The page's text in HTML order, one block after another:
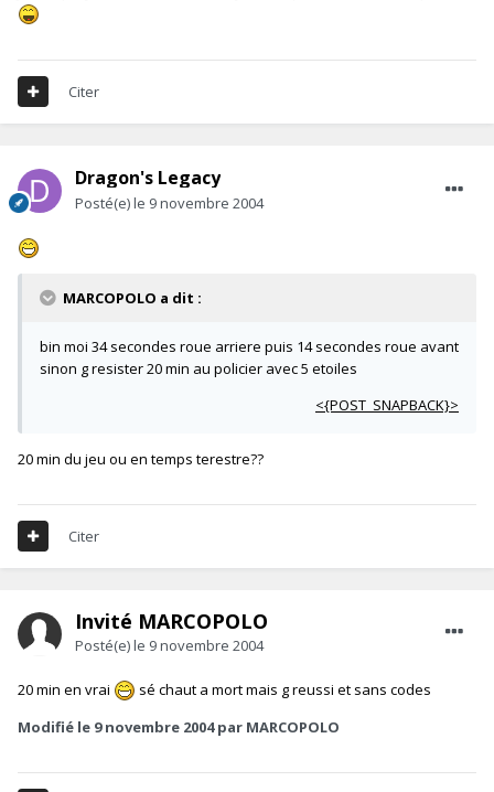
Citer
Dragon's Legacy
Posté(e)le 9 novembre 2004
MARCOPOLO a dit :
bin moi 34 secondes roue arriere puis 14 secondes roue avant
sinon g resister 20 min au policier avec 5 etoiles
<{POST_SNAPBACK}>
20 min du jeu ou en temps terestre??
Citer
Invité MARCOPOLO
Posté(e)le 9 novembre 2004
20 min en vrai
sé chaut a mort mais g reussi et sans codes
Modifié le 9 novembre 2004par MARCOPOLO